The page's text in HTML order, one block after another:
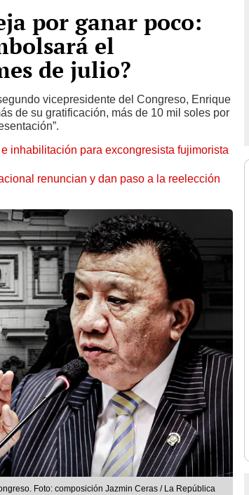
por ganar poco:
el
de julio?
vicepresidente del Congreso, Enrique
de su gratificación, más de 10 mil soles por
inhabilitación para excongresista fujimorista
renuncian y dan paso a la reelección
Foto: composición Jazmin Ceras / La República